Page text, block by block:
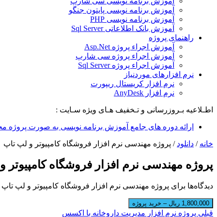
آموزش برنامه نویسی پایتون جنگو
آموزش برنامه نویسی PHP
آموزش بانک اطلاعاتی Sql Server
راهنمای پروژه
آموزش اجراء پروژه Asp.Net
آموزش اجراء پروژه سی شارپ
آموزش اجراء پروژه Sql Server
نرم افزارهای موردنیاز
نرم افزار کریستال ریپورت
نرم افزار AnyDesk
اطـلاعیه بـروزرسانی و تـخفیف هـای ویژه سـایت :
ارائه دوره های جامع آموزش برنامه نویسی به صورت پروژه
خانه / دانلود / پروژه مهندسی نرم افزار فروشگاه کامپیوتر و لپ تاپ
پروژه مهندسی نرم افزار فروشگاه کامپیوتر
دیدگاه‌ها برای پروژه مهندسی نرم افزار فروشگاه کامپیوتر و لپ تاپ
1,800,000 ریال – خرید پروژه
قبلی پروژه نرم افزار مدیریت داروخانه با اکسس